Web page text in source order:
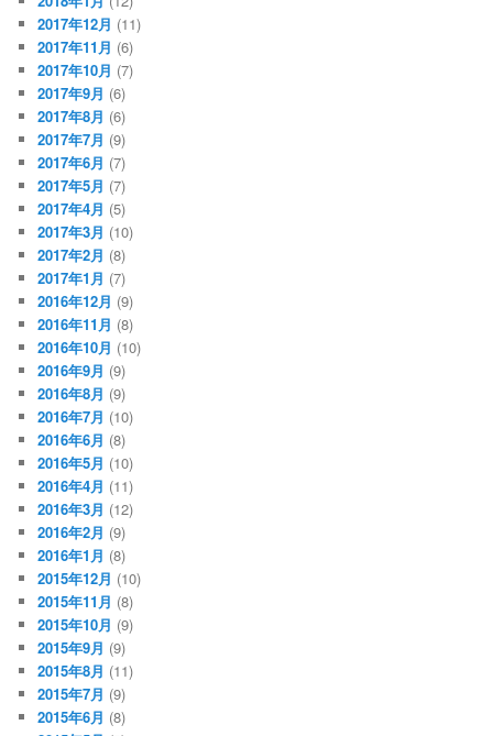
2017年12月 (11)
2017年11月 (6)
2017年10月 (7)
2017年9月 (6)
2017年8月 (6)
2017年7月 (9)
2017年6月 (7)
2017年5月 (7)
2017年4月 (5)
2017年3月 (10)
2017年2月 (8)
2017年1月 (7)
2016年12月 (9)
2016年11月 (8)
2016年10月 (10)
2016年9月 (9)
2016年8月 (9)
2016年7月 (10)
2016年6月 (8)
2016年5月 (10)
2016年4月 (11)
2016年3月 (12)
2016年2月 (9)
2016年1月 (8)
2015年12月 (10)
2015年11月 (8)
2015年10月 (9)
2015年9月 (9)
2015年8月 (11)
2015年7月 (9)
2015年6月 (8)